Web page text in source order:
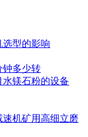
型的影响
钟多少转
水镁石粉的设备
机矿用高细立磨